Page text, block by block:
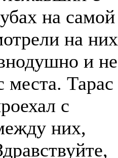
на самой
на них
и не
места. Тарас
с
них,